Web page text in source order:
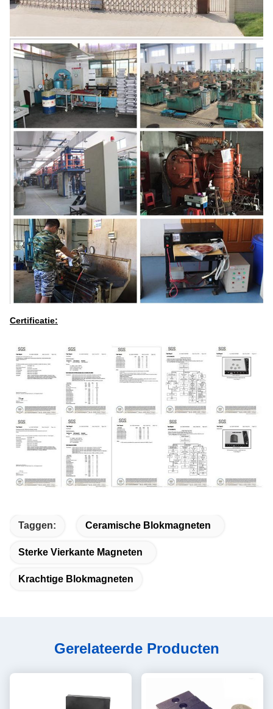
Certificatie:
Taggen: Ceramische Blokmagneten
Sterke Vierkante Magneten
Krachtige Blokmagneten
Gerelateerde Producten